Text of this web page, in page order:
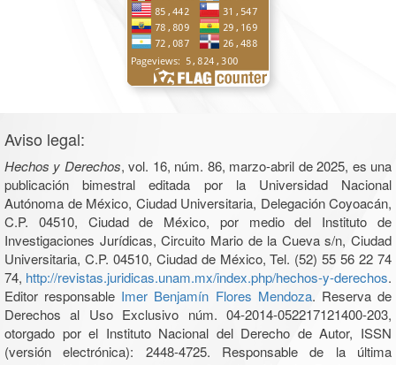
Aviso legal:
Hechos y Derechos, vol. 16, núm. 86, marzo-abril de 2025, es una
publicación bimestral editada por la Universidad Nacional
Autónoma de México, Ciudad Universitaria, Delegación Coyoacán,
C.P. 04510, Ciudad de México, por medio del Instituto de
Investigaciones Jurídicas, Circuito Mario de la Cueva s/n, Ciudad
Universitaria, C.P. 04510, Ciudad de México, Tel. (52) 55 56 22 74
74, http://revistas.juridicas.unam.mx/index.php/hechos-y-derechos.
Editor responsable Imer Benjamín Flores Mendoza. Reserva de
Derechos al Uso Exclusivo núm. 04-2014-052217121400-203,
otorgado por el Instituto Nacional del Derecho de Autor, ISSN
(versión electrónica): 2448-4725. Responsable de la última